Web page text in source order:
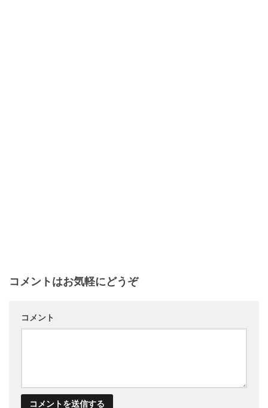
コメントはお気軽にどうぞ
コメント